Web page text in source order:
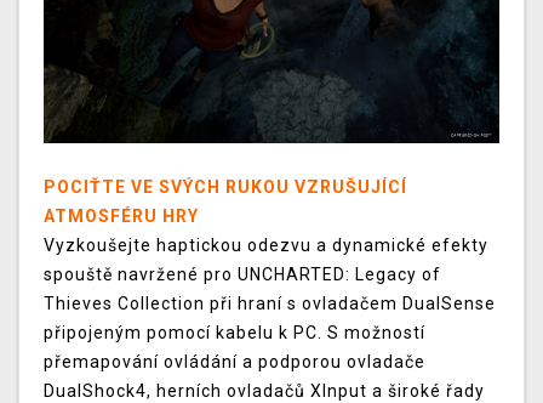
POCIŤTE VE SVÝCH RUKOU VZRUŠUJÍCÍ
ATMOSFÉRU HRY
Vyzkoušejte haptickou odezvu a dynamické efekty
spouště navržené pro UNCHARTED: Legacy of
Thieves Collection při hraní s ovladačem DualSense
připojeným pomocí kabelu k PC. S možností
přemapování ovládání a podporou ovladače
DualShock4, herních ovladačů XInput a široké řady